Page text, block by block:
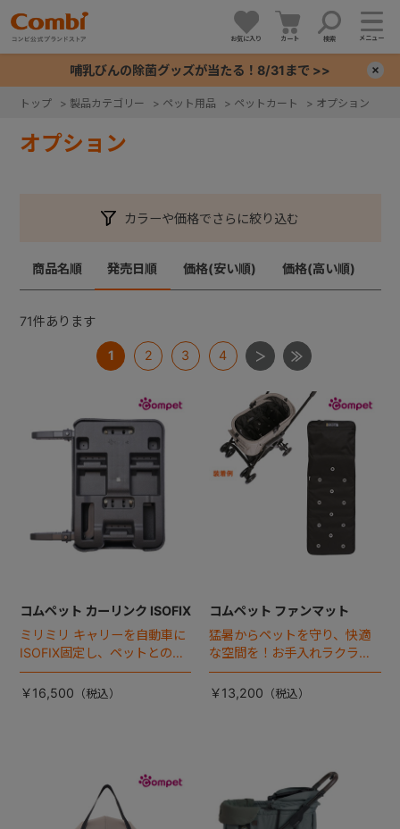
お気に入り カート 検索 メニュー
哺乳びんの除菌グッズが当たる！8/31まで >>
トップ > 製品カテゴリー > ペット用品 > ペットカート > オプション
オプション
カラーや価格でさらに絞り込む
商品名順 発売日順 価格(安い順) 価格(高い順)
71件あります
1 2 3 4
コムペット カーリンク ISOFIX
ミリミリ キャリーを自動車に
ISOFIX固定し、ペットとの車
移動をカンタン・快適に！
￥16,500
コムペット ファンマット
猛暑からペットを守り、快適
な空間を！お手入れラクラク
な「ファンマット」が登場！
￥13,200